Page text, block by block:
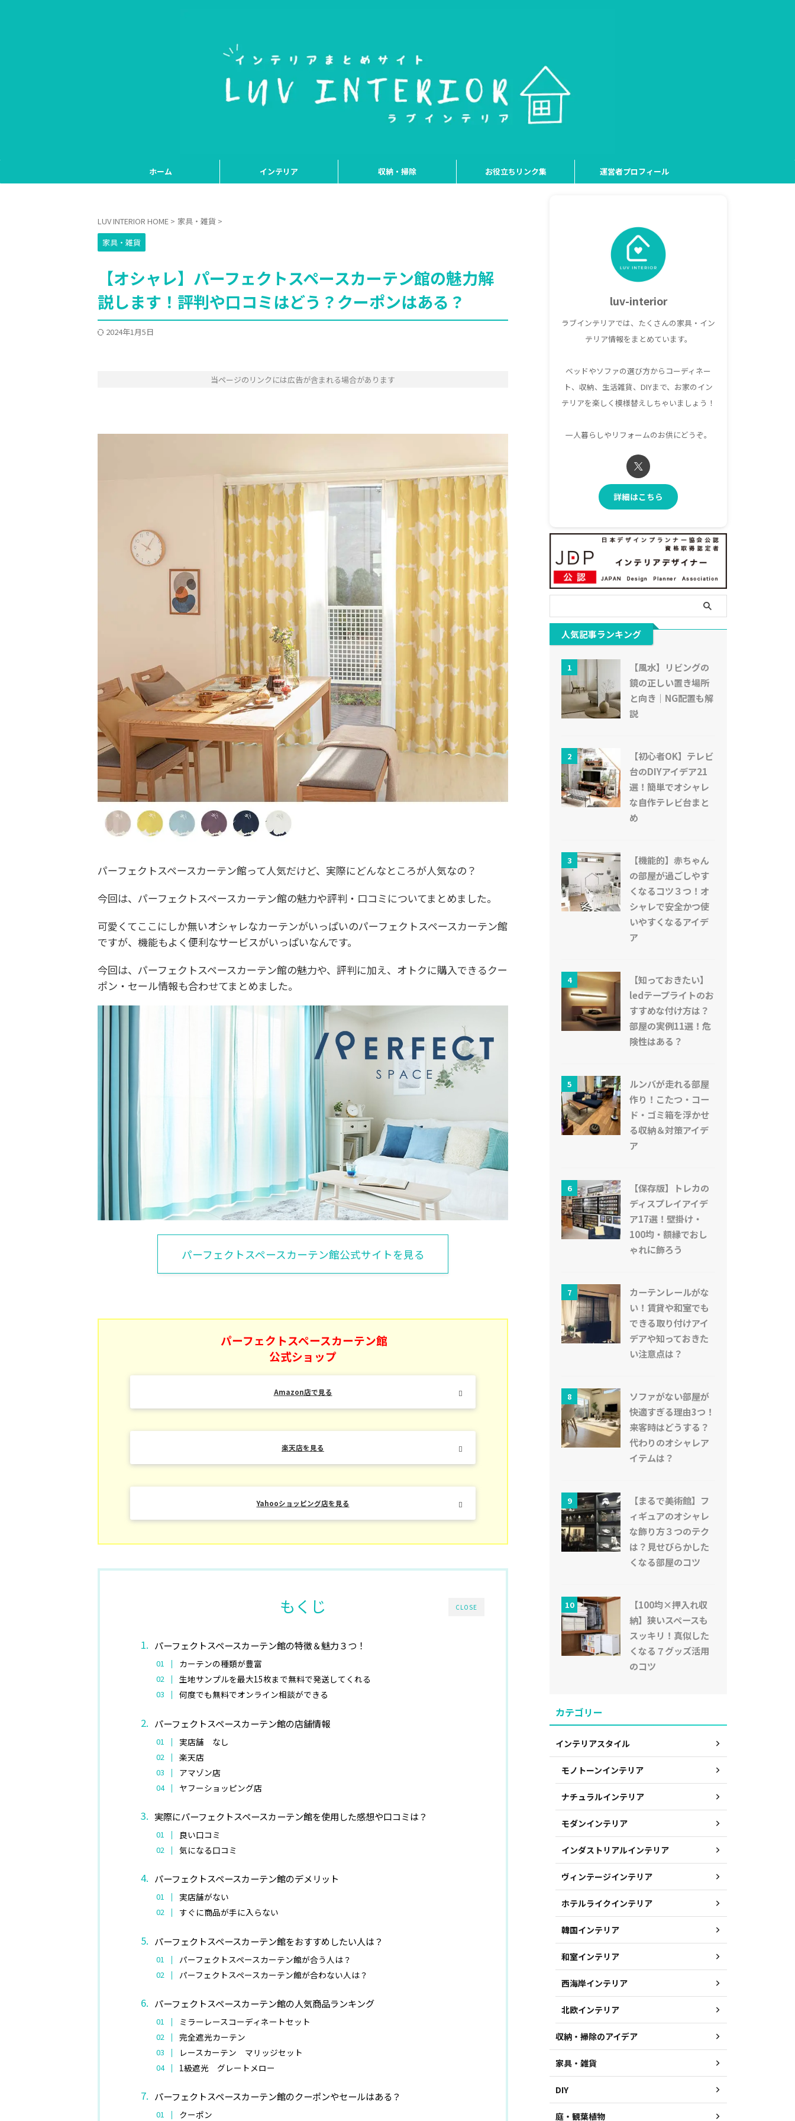
ホーム インテリア 収納・掃除 お役立ちリンク集 運営者プロフィール
LUV INTERIOR HOME > 家具・雑貨 >
家具・雑貨
【オシャレ】パーフェクトスペースカーテン館の魅力解
説します！評判や口コミはどう？クーポンはある？
2024年1月5日
当ページのリンクには広告が含まれる場合があります
パーフェクトスペースカーテン館って人気だけど、実際にどんなところが人気なの？
今回は、パーフェクトスペースカーテン館の魅力や評判・口コミについてまとめました。
可愛くてここにしか無いオシャレなカーテンがいっぱいのパーフェクトスペースカーテン館
ですが、機能もよく便利なサービスがいっぱいなんです。
今回は、パーフェクトスペースカーテン館の魅力や、評判に加え、オトクに購入できるクー
ポン・セール情報も合わせてまとめました。
パーフェクトスペースカーテン館公式サイトを見る
パーフェクトスペースカーテン館
公式ショップ
Amazon店で見る
楽天店を見る
Yahooショッピング店を見る
CLOSE
もくじ
パーフェクトスペースカーテン館の特徴＆魅力３つ！
カーテンの種類が豊富
生地サンプルを最大15枚まで無料で発送してくれる
何度でも無料でオンライン相談ができる
パーフェクトスペースカーテン館の店舗情報
実店舗 なし
楽天店
アマゾン店
ヤフーショッピング店
実際にパーフェクトスペースカーテン館を使用した感想や口コミは？
良い口コミ
気になる口コミ
パーフェクトスペースカーテン館のデメリット
実店舗がない
すぐに商品が手に入らない
パーフェクトスペースカーテン館をおすすめしたい人は？
パーフェクトスペースカーテン館が合う人は？
パーフェクトスペースカーテン館が合わない人は？
パーフェクトスペースカーテン館の人気商品ランキング
ミラーレースコーディネートセット
完全遮光カーテン
レースカーテン マリッジセット
1級遮光 グレートメロー
パーフェクトスペースカーテン館のクーポンやセールはある？
クーポン
luv-interior
ラブインテリアでは、たくさんの家具・イン
テリア情報をまとめています。
ベッドやソファの選び方からコーディネー
ト、収納、生活雑貨、DIYまで、お家のイン
テリアを楽しく模様替えしちゃいましょう！
一人暮らしやリフォームのお供にどうぞ。
詳細はこちら
人気記事ランキング
1
【風水】リビングの
鏡の正しい置き場所
と向き｜NG配置も解
説
2
【初心者OK】テレビ
台のDIYアイデア21
選！簡単でオシャレ
な自作テレビ台まと
め
3
【機能的】赤ちゃん
の部屋が過ごしやす
くなるコツ３つ！オ
シャレで安全かつ使
いやすくなるアイデ
ア
4
【知っておきたい】
ledテープライトのお
すすめな付け方は？
部屋の実例11選！危
険性はある？
5
ルンバが走れる部屋
作り！こたつ・コー
ド・ゴミ箱を浮かせ
る収納＆対策アイデ
ア
6
【保存版】トレカの
ディスプレイアイデ
ア17選！壁掛け・
100均・額縁でおし
ゃれに飾ろう
7
カーテンレールがな
い！賃貸や和室でも
できる取り付けアイ
デアや知っておきた
い注意点は？
8
ソファがない部屋が
快適すぎる理由3つ！
来客時はどうする？
代わりのオシャレア
イテムは？
9
【まるで美術館】フ
ィギュアのオシャレ
な飾り方３つのテク
は？見せびらかした
くなる部屋のコツ
10
【100均×押入れ収
納】狭いスペースも
スッキリ！真似した
くなる７グッズ活用
のコツ
カテゴリー
インテリアスタイル
モノトーンインテリア
ナチュラルインテリア
モダンインテリア
インダストリアルインテリア
ヴィンテージインテリア
ホテルライクインテリア
韓国インテリア
和室インテリア
西海岸インテリア
北欧インテリア
収納・掃除のアイデア
家具・雑貨
DIY
庭・観葉植物